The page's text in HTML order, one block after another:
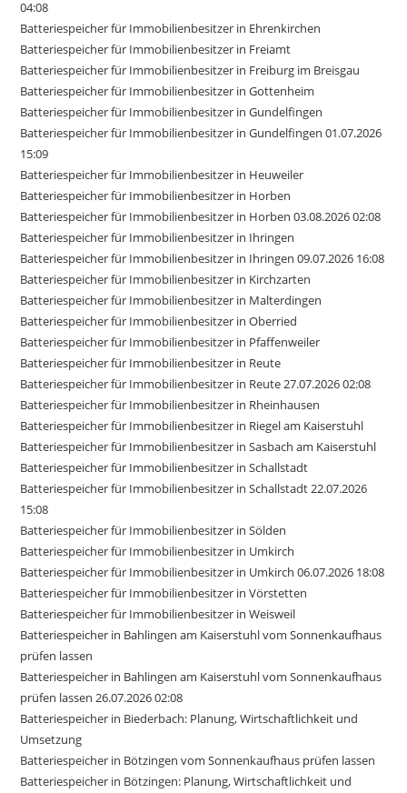
04:08
Batteriespeicher für Immobilienbesitzer in Ehrenkirchen
Batteriespeicher für Immobilienbesitzer in Freiamt
Batteriespeicher für Immobilienbesitzer in Freiburg im Breisgau
Batteriespeicher für Immobilienbesitzer in Gottenheim
Batteriespeicher für Immobilienbesitzer in Gundelfingen
Batteriespeicher für Immobilienbesitzer in Gundelfingen 01.07.2026
15:09
Batteriespeicher für Immobilienbesitzer in Heuweiler
Batteriespeicher für Immobilienbesitzer in Horben
Batteriespeicher für Immobilienbesitzer in Horben 03.08.2026 02:08
Batteriespeicher für Immobilienbesitzer in Ihringen
Batteriespeicher für Immobilienbesitzer in Ihringen 09.07.2026 16:08
Batteriespeicher für Immobilienbesitzer in Kirchzarten
Batteriespeicher für Immobilienbesitzer in Malterdingen
Batteriespeicher für Immobilienbesitzer in Oberried
Batteriespeicher für Immobilienbesitzer in Pfaffenweiler
Batteriespeicher für Immobilienbesitzer in Reute
Batteriespeicher für Immobilienbesitzer in Reute 27.07.2026 02:08
Batteriespeicher für Immobilienbesitzer in Rheinhausen
Batteriespeicher für Immobilienbesitzer in Riegel am Kaiserstuhl
Batteriespeicher für Immobilienbesitzer in Sasbach am Kaiserstuhl
Batteriespeicher für Immobilienbesitzer in Schallstadt
Batteriespeicher für Immobilienbesitzer in Schallstadt 22.07.2026
15:08
Batteriespeicher für Immobilienbesitzer in Sölden
Batteriespeicher für Immobilienbesitzer in Umkirch
Batteriespeicher für Immobilienbesitzer in Umkirch 06.07.2026 18:08
Batteriespeicher für Immobilienbesitzer in Vörstetten
Batteriespeicher für Immobilienbesitzer in Weisweil
Batteriespeicher in Bahlingen am Kaiserstuhl vom Sonnenkaufhaus
prüfen lassen
Batteriespeicher in Bahlingen am Kaiserstuhl vom Sonnenkaufhaus
prüfen lassen 26.07.2026 02:08
Batteriespeicher in Biederbach: Planung, Wirtschaftlichkeit und
Umsetzung
Batteriespeicher in Bötzingen vom Sonnenkaufhaus prüfen lassen
Batteriespeicher in Bötzingen: Planung, Wirtschaftlichkeit und